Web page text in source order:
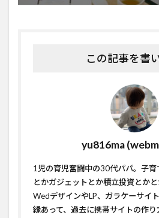
この記事を書
yu816ma
1児の育児奮闘中の30代パパ。子育
とかガジェットとか積立投資とか
WedデザインやLP、ガラケーサイ
縁あって、過去に携帯サイトの作